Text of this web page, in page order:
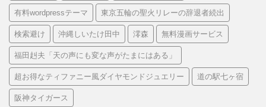
有料wordpressテーマ 東京五輪の聖火リレーの辞退者続出
検索避け 沖縄しいたけ田中 澪森 無料漫画サービス
福田赳夫「天の声にも変な声がたまにはある」
超お得なティファニー風ダイヤモンドジュエリー 道の駅七ヶ宿
阪神タイガース